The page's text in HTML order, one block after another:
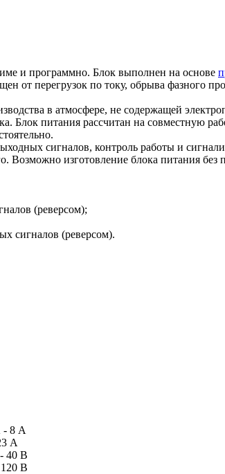
и программно. Блок выполнен на основе
от перегрузок по току, обрыва фазного
в атмосфере, не содержащей
Блок питания рассчитан на совместную
сигналов, контроль работы и
Возможно изготовление блока питания без
(реверсом);
сигналов (реверсом).
- 8 А
А
40 В
В